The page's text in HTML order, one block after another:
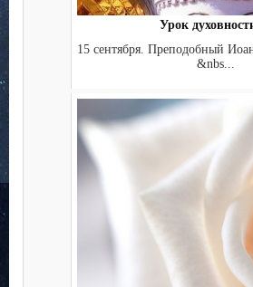
Урок
15 сентября. Преподобный
&nbs...